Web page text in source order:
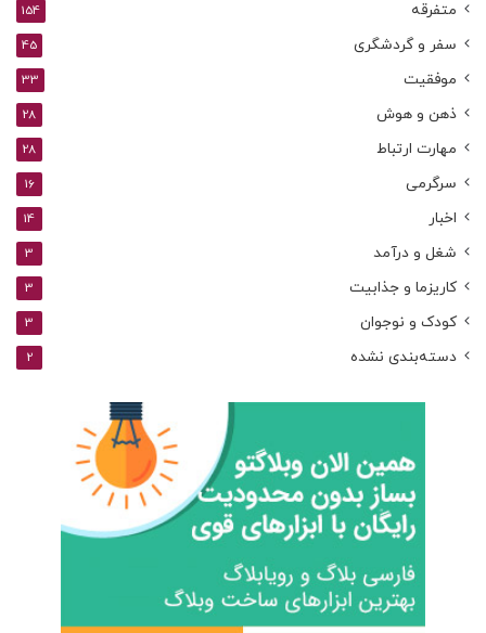
متفرقه 154
سفر و گردشگری 45
موفقیت 33
ذهن و هوش 28
مهارت ارتباط 28
سرگرمی 16
اخبار 14
شغل و درآمد 3
کاریزما و جذابیت 3
کودک و نوجوان 3
دسته‌بندی نشده 2